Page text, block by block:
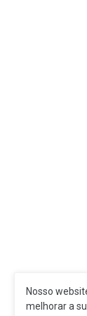
Nosso
melhorar a